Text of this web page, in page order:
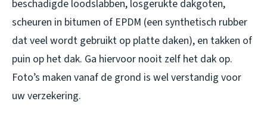
beschadigde loodslabben, losgerukte dakgoten,
scheuren in bitumen of EPDM (een synthetisch rubber
dat veel wordt gebruikt op platte daken), en takken of
puin op het dak. Ga hiervoor nooit zelf het dak op.
Foto’s maken vanaf de grond is wel verstandig voor
uw verzekering.